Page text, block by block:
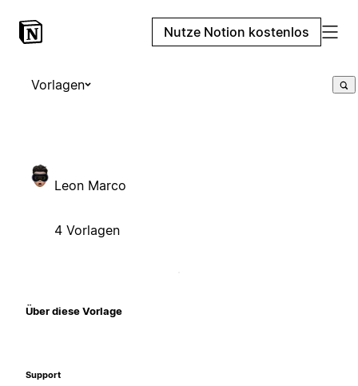
Nutze Notion kostenlos
Vorlagen
Leon Marco
4 Vorlagen
Über diese Vorlage
Support